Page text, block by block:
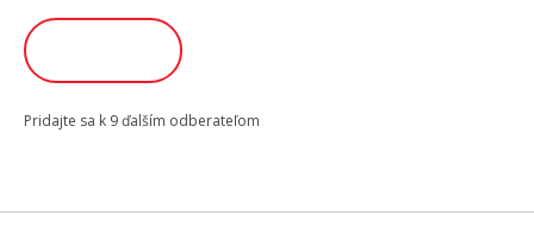
adresa
Pridajte sa k 9 ďalším odberateľom